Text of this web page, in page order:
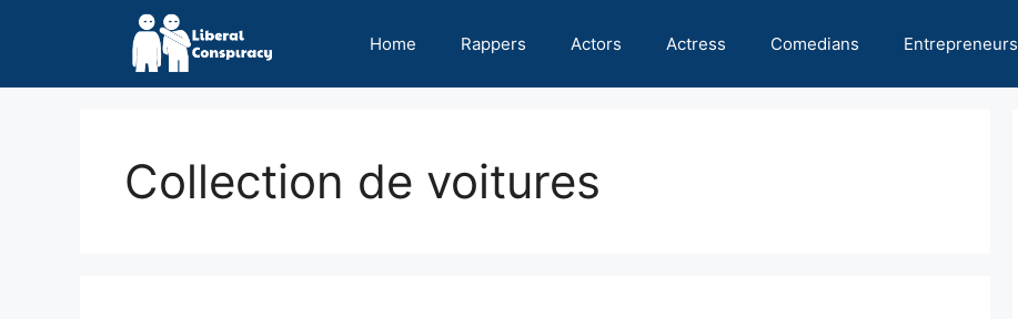
Home Rappers Actors Actress Comedians Entrepreneurs
Collection de voitures